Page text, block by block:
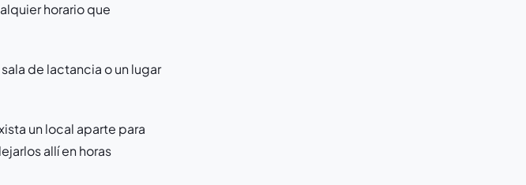
horario que
de lactancia o un lugar
un local aparte para
allí en horas